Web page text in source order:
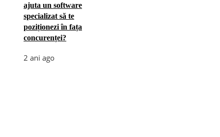
ajuta un software
specializat să te
poziționezi în fața
concurenței?
2 ani ago